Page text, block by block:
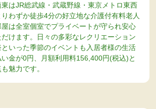
はJR総武線・武蔵野線・東京メトロ東西
わずか徒歩4分の好立地な介護付有料老人
は全室個室でプライベートが守られ安心
けます。日々の多彩なレクリエーション
いった季節のイベントも入居者様の生活
金が0円、月額利用料156,400円(税込)と
魅力です。